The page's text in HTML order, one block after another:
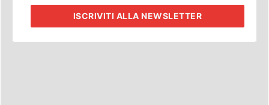
ISCRIVITI ALLA NEWSLETTER